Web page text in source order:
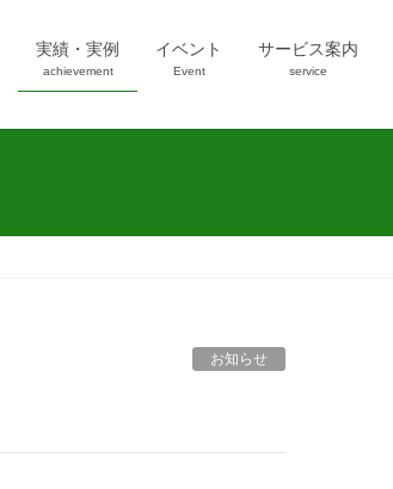
実績・実例
achievement
イベント
Event
サービス案内
service
お知らせ